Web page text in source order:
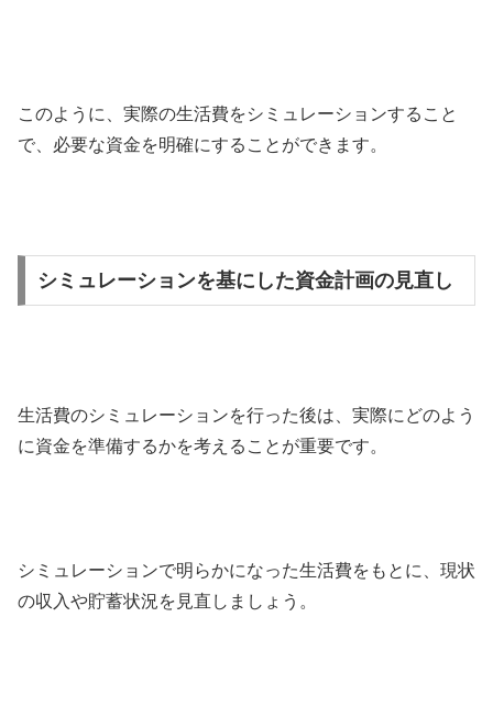
このように、実際の生活費をシミュレーションすること
で、必要な資金を明確にすることができます。
シミュレーションを基にした資金計画の見直し
生活費のシミュレーションを行った後は、実際にどのよう
に資金を準備するかを考えることが重要です。
シミュレーションで明らかになった生活費をもとに、現状
の収入や貯蓄状況を見直しましょう。